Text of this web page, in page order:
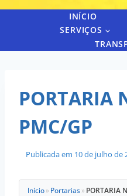
INÍCIO
SERVIÇOS
PORTARIA
PMC/GP
Publicada em 10 de julho de
Início» Portarias» PORTARIA